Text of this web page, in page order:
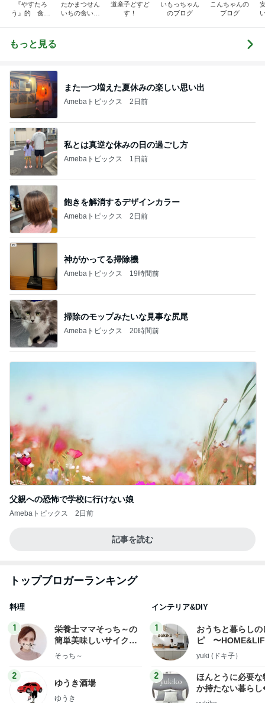
『やすたろ
う』的 食の
たかまつせん
いちの食い散
道産子どすど
す！
いもっちゃん
のブログ
こんちゃんの
ブログ
もっと見る
また一つ増えた夏休みの楽しい思い出
Amebaトピックス 2日前
私とは真逆な休みの日の過ごし方
Amebaトピックス 1日前
飽きを解消するデザインカラー
Amebaトピックス 2日前
神がかってる掃除機
Amebaトピックス 19時間前
掃除のモップみたいな見事な尻尾
Amebaトピックス 20時間前
父親への恐怖で学校に行けない娘
Amebaトピックス 2日前
記事を読む
トップブロガーランキング
料理
1
栄養士ママそっち～の
簡単美味しいサイクル
献立
そっち～
2
ゆうき酒場
ゆうき
インテリア&DIY
1
おうちと暮らしの
ピ 〜
yuki (ドキ子）
2
ほんとうに必要な
か持たない暮ら
ep Life Simple◆